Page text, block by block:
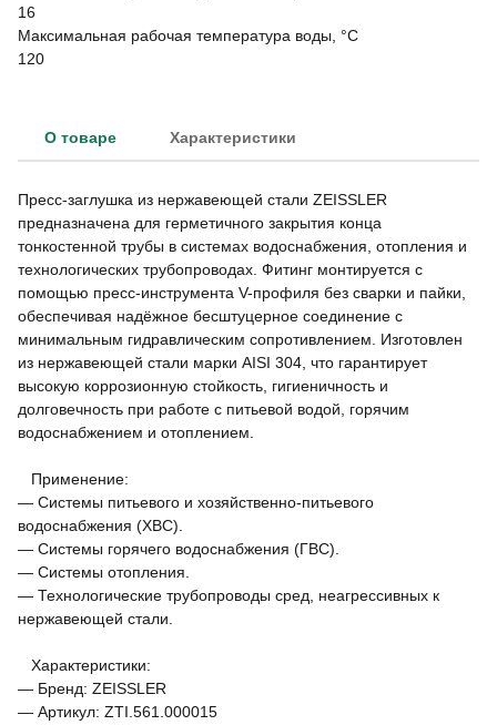
16
Максимальная рабочая температура воды, °C
120
О товаре Характеристики
Пресс-заглушка из нержавеющей стали ZEISSLER
предназначена для герметичного закрытия конца
тонкостенной трубы в системах водоснабжения, отопления и
технологических трубопроводах. Фитинг монтируется с
помощью пресс-инструмента V-профиля без сварки и пайки,
обеспечивая надёжное бесштуцерное соединение с
минимальным гидравлическим сопротивлением. Изготовлен
из нержавеющей стали марки AISI 304, что гарантирует
высокую коррозионную стойкость, гигиеничность и
долговечность при работе с питьевой водой, горячим
водоснабжением и отоплением.
Применение:
— Системы питьевого и хозяйственно-питьевого
водоснабжения (ХВС).
— Системы горячего водоснабжения (ГВС).
— Системы отопления.
— Технологические трубопроводы сред, неагрессивных к
нержавеющей стали.
Характеристики:
— Бренд: ZEISSLER
— Артикул: ZTI.561.000015